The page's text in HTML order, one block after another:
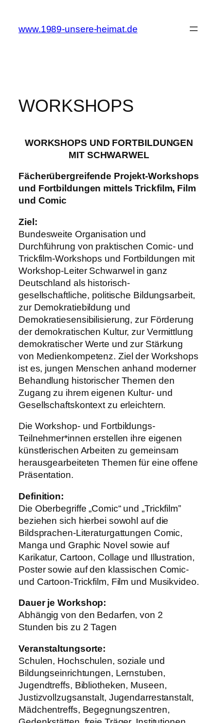
springen
www.1989-unsere-heimat.de
WORKSHOPS
WORKSHOPS UND FORTBILDUNGEN
MIT SCHWARWEL
Fächerübergreifende Projekt-Workshops
und Fortbildungen mittels Trickfilm, Film
und Comic
Ziel:
Bundesweite Organisation und
Durchführung von praktischen Comic- und
Trickfilm-Workshops und Fortbildungen mit
Workshop-Leiter Schwarwel in ganz
Deutschland als historisch-
gesellschaftliche, politische Bildungsarbeit,
zur Demokratiebildung und
Demokratiesensibilisierung, zur Förderung
der demokratischen Kultur, zur Vermittlung
demokratischer Werte und zur Stärkung
von Medienkompetenz. Ziel der Workshops
ist es, jungen Menschen anhand moderner
Behandlung historischer Themen den
Zugang zu ihrem eigenen Kultur- und
Gesellschaftskontext zu erleichtern.
Die Workshop- und Fortbildungs-
Teilnehmer*innen erstellen ihre eigenen
künstlerischen Arbeiten zu gemeinsam
herausgearbeiteten Themen für eine offene
Präsentation.
Definition:
Die Oberbegriffe „Comic“ und „Trickfilm”
beziehen sich hierbei sowohl auf die
Bildsprachen-Literaturgattungen Comic,
Manga und Graphic Novel sowie auf
Karikatur, Cartoon, Collage und Illustration,
Poster sowie auf den klassischen Comic-
und Cartoon-Trickfilm, Film und Musikvideo.
Dauer je Workshop:
Abhängig von den Bedarfen, von 2
Stunden bis zu 2 Tagen
Veranstaltungsorte:
Schulen, Hochschulen, soziale und
Bildungseinrichtungen, Lernstuben,
Jugendtreffs, Bibliotheken, Museen,
Justizvollzugsanstalt, Jugendarrestanstalt,
Mädchentreffs, Begegnungszentren,